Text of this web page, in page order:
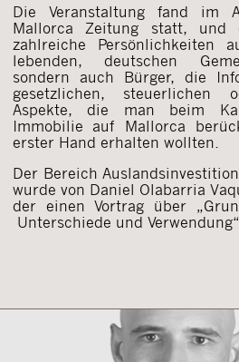
Die Veranstaltung fand im
Mallorca Zeitung statt,
zahlreiche Persönlichkeiten
lebenden, deutschen
sondern auch Bürger, die
gesetzlichen, steuerlichen
Aspekte, die man beim
Immobilie auf Mallorca
erster Hand erhalten wollten.
Der Bereich
wurde von Daniel Olabarria
der einen Vortrag über
Unterschiede und